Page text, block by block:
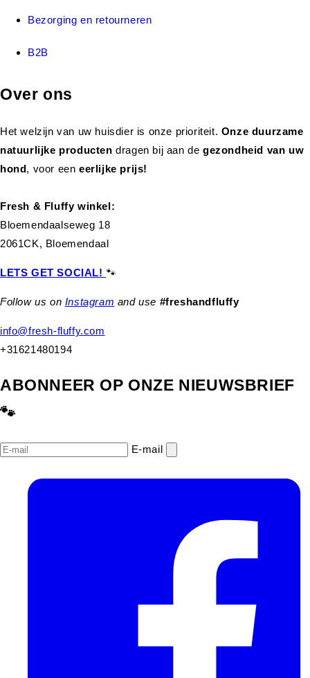
Bezorging en retourneren
B2B
Over ons
Het welzijn van uw huisdier is onze prioriteit. Onze duurzame
natuurlijke productendragen bij aan de gezondheid van uw
hond, voor eeneerlijke prijs!
Fresh & Fluffy winkel:
Bloemendaalseweg 18
2061CK, Bloemendaal
LETS GET SOCIAL!🐾
Follow us on Instagram and use #freshandfluffy
info@fresh-fluffy.com
+31621480194
ABONNEER OP ONZE NIEUWSBRIEF
🐾
E‑mail